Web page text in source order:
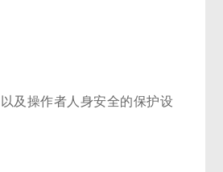
及操作者人身安全的保护设